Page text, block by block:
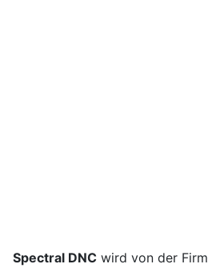
Spectral DNC wird von der